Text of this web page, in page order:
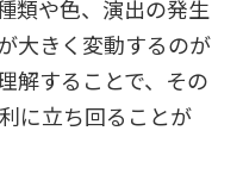
類や色、演出の発生
大きく変動するのが
解することで、その
に立ち回ることが